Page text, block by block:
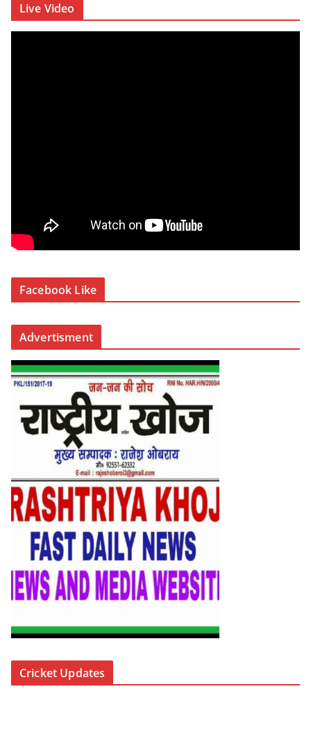
Live Video
Facebook Like
Advertisment
Cricket Updates